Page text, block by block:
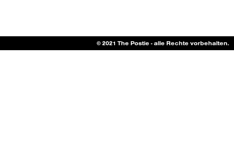
© 2021 The Postie - alle Rechte vorbehalten.